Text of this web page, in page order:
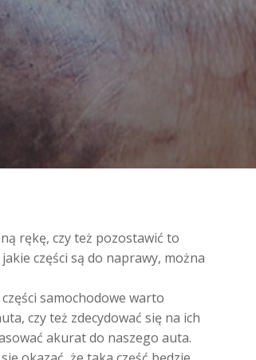
rękę, czy też pozostawić to
części są do naprawy, można
samochodowe warto
czy też zdecydować się na ich
akurat do naszego auta.